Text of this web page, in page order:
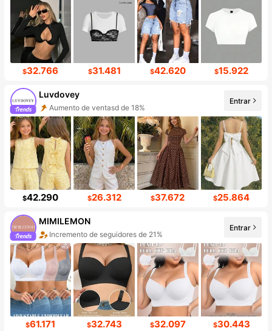
$32.766 $31.481 $42.620 $15.922
Luvdovey
Aumento de ventasd de 18%
Entrar
$42.290 $26.312 $37.672 $25.864
MIMILEMON
Incremento de seguidores de 21%
Entrar
$61.171 $32.743 $32.097 $30.443